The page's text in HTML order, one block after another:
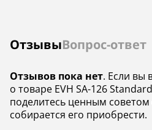
ОтзывыВопрос-ответ
Отзывов пока нет. Если вы
о товаре EVH SA-126
поделитесь ценным советом
собирается его приобрести.